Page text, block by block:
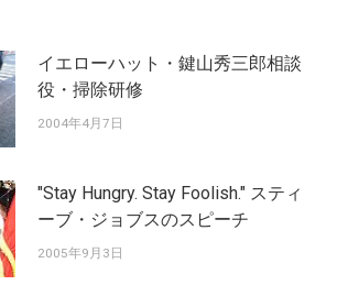
イエローハット・鍵山秀三郎相談
役・掃除研修
2004年4月7日
"Stay Hungry. Stay Foolish." スティ
ーブ・ジョブスのスピーチ
2005年9月3日